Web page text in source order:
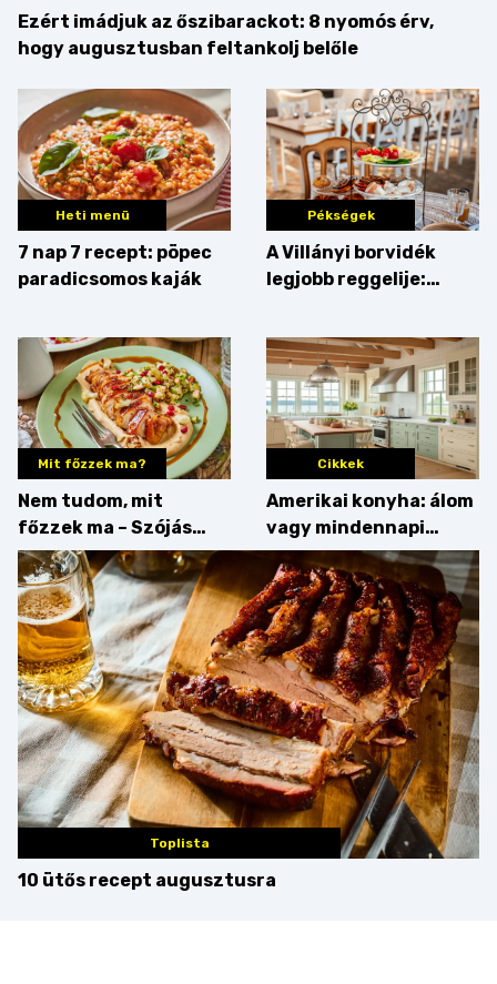
Ezért imádjuk az őszibarackot: 8 nyomós érv,
hogy augusztusban feltankolj belőle
Heti menü
7 nap 7 recept: pöpec
paradicsomos kaják
Pékségek
A Villányi borvidék
legjobb reggelije:
gourmet pékáruk
Palkonyán
Mit főzzek ma?
Nem tudom, mit
főzzek ma – Szójás
sztori
Cikkek
Amerikai konyha: álom
vagy mindennapi
bosszúság? Mutatjuk
az érveket
Toplista
10 ütős recept augusztusra